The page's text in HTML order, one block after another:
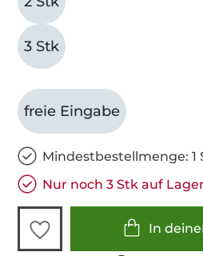
3 Stk
freie Eingabe
Mindestbestellmenge: 1
Nur noch 3 Stk auf
In